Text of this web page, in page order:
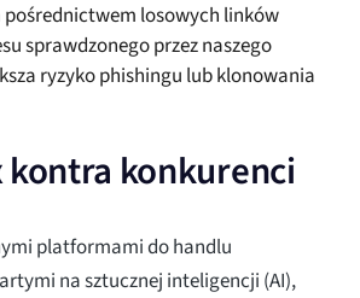
pośrednictwem losowych linków
sprawdzonego przez naszego
ryzyko phishingu lub klonowania
kontra konkurenci
platformami do handlu
na sztucznej inteligencji (AI),